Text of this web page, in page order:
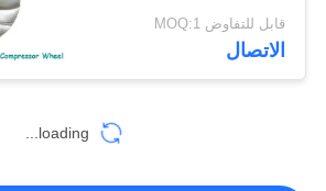
سلسلة RH
قابل للتفاوض MOQ:1
الاتصال
loading...